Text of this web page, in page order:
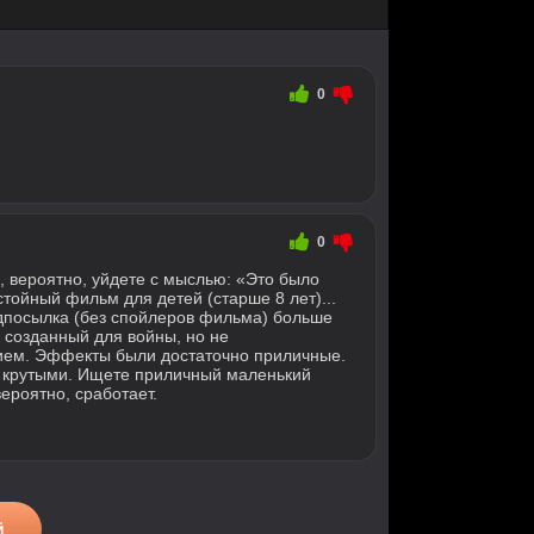
0
0
вероятно, уйдете с мыслью: «Это было
фильм для детей (старше 8 лет)...
(без спойлеров фильма) больше
для войны, но не
Эффекты были достаточно приличные.
Ищете приличный маленький
сработает.